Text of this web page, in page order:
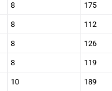
8 175
8 112
8 126
8 119
10 189